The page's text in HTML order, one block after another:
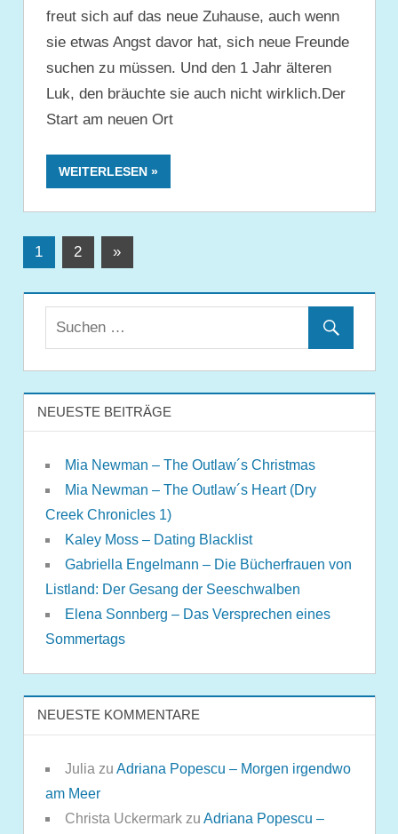
freut sich auf das neue Zuhause, auch wenn
sie etwas Angst davor hat, sich neue Freunde
suchen zu müssen. Und den 1 Jahr älteren
Luk, den bräuchte sie auch nicht wirklich.Der
Start am neuen Ort
WEITERLESEN
Seitennummerierung
Beiträge
1 2
Nächste
»
NEUESTE BEITRÄGE
Mia Newman – The Outlaw´s Christmas
Mia Newman – The Outlaw´s Heart (Dry
Creek Chronicles 1)
Kaley Moss – Dating Blacklist
Gabriella Engelmann – Die Bücherfrauen von
Listland: Der Gesang der Seeschwalben
Elena Sonnberg – Das Versprechen eines
Sommertags
NEUESTE KOMMENTARE
Julia zu Adriana Popescu – Morgen irgendwo
am Meer
Christa Uckermarkzu Adriana Popescu –